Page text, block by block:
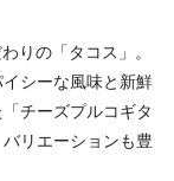
りの「タコス」。
シーな風味と新鮮
チーズプルコギタ
リエーションも豊